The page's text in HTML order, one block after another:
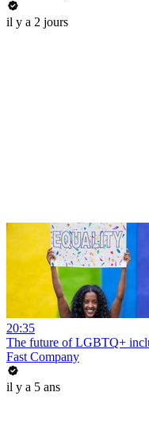
il y a 2 jours
20:35
The future of LGBTQ+
Fast Company
il y a 5 ans